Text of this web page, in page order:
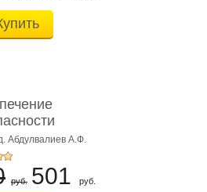
уг
Абдулвалиев А.Ф.
руб. 501 руб.